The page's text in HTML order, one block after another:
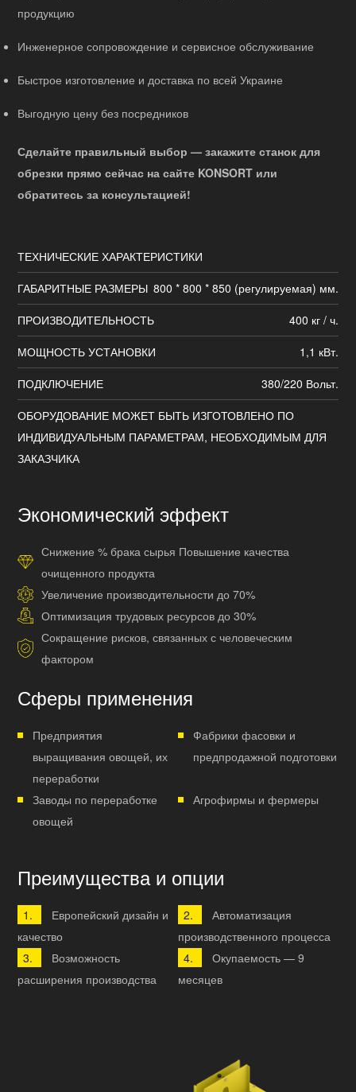
продукцию
Инженерное сопровождение и сервисное обслуживание
Быстрое изготовление и доставка по всей Украине
Выгодную цену без посредников
Сделайте правильный выбор — закажите станок для
обрезки прямо сейчас на сайте KONSORT или
обратитесь за консультацией!
ТЕХНИЧЕСКИЕ ХАРАКТЕРИСТИКИ
ГАБАРИТНЫЕ РАЗМЕРЫ 800 * 800 * 850 (регулируемая) мм.
ПРОИЗВОДИТЕЛЬНОСТЬ
400 кг / ч.
МОЩНОСТЬ УСТАНОВКИ
1,1 кВт.
ПОДКЛЮЧЕНИЕ
380/220 Вольт.
ОБОРУДОВАНИЕ МОЖЕТ БЫТЬ ИЗГОТОВЛЕНО ПО
ИНДИВИДУАЛЬНЫМ ПАРАМЕТРАМ, НЕОБХОДИМЫМ ДЛЯ
ЗАКАЗЧИКА
Экономический эффект
Снижение % брака сырья Повышение качества
очищенного продукта
Увеличение производительности до 70%
Оптимизация трудовых ресурсов до 30%
Сокращение рисков, связанных с человеческим
фактором
Сферы применения
Предприятия
выращивания овощей, их
переработки
Фабрики фасовки и
предпродажной подготовки
Заводы по переработке
овощей
Агрофирмы и фермеры
Преимущества и опции
Европейский дизайн и
качество
Автоматизация
производственного процесса
Возможность
расширения производства
Окупаемость — 9
месяцев